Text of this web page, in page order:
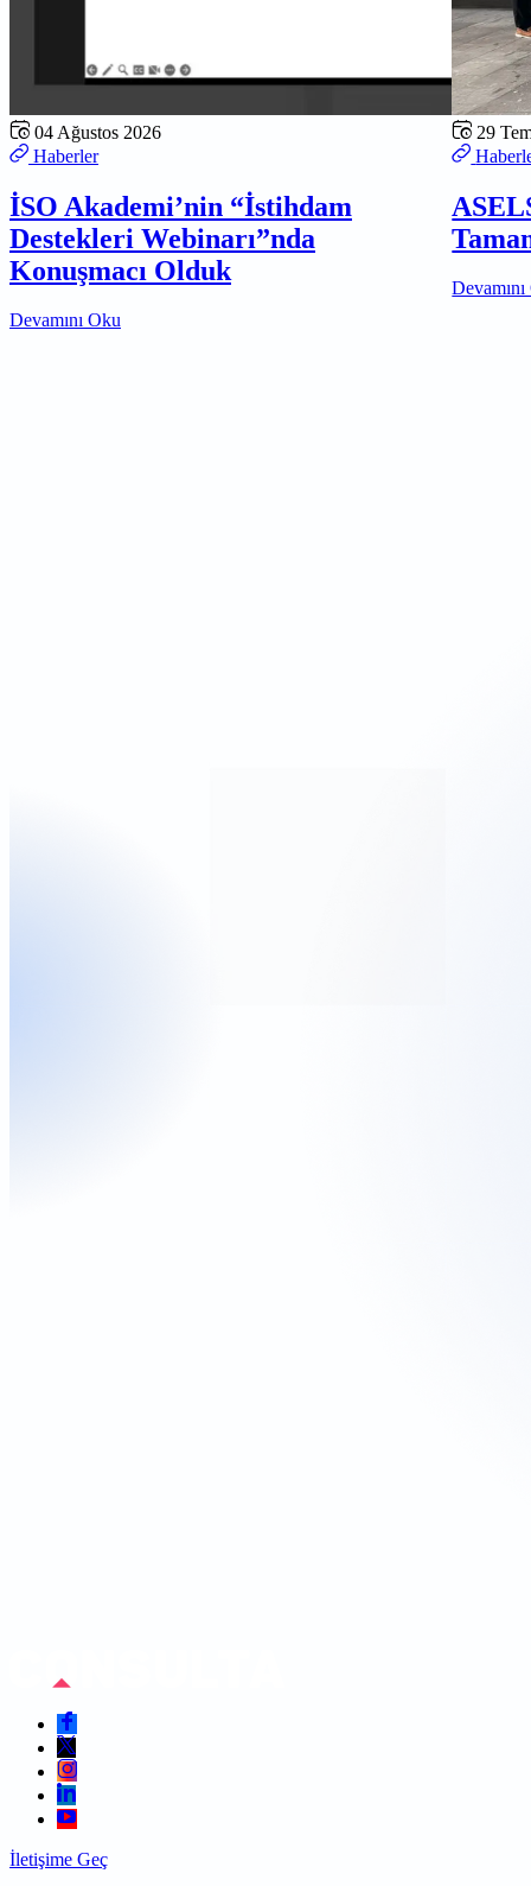
04 Ağustos 2026
Haberler
İSO Akademi’nin “İstihdam
Destekleri Webinarı”nda
Konuşmacı Olduk
Devamını Oku
29
İletişime Geç